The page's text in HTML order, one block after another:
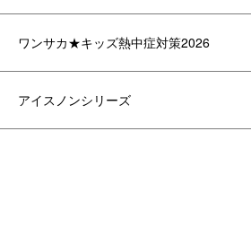
ワンサカ★キッズ熱中症対策2026
アイスノンシリーズ